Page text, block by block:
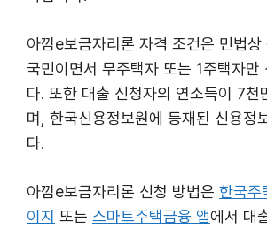
아낌e보금자리론 자격 조건은 민법상
국민이면서 무주택자 또는 1주택자만
다. 또한 대출 신청자의 연소득이 7천
며, 한국신용정보원에 등재된 신용정
다.
아낌e보금자리론 신청 방법은 한국주
이지 또는 스마트주택금융 앱에서 대